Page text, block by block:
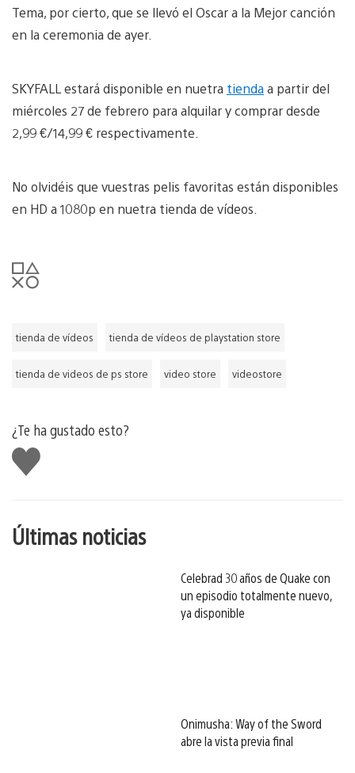
Tema, por cierto, que se llevó el Oscar a la Mejor canción
en la ceremonia de ayer.
SKYFALL estará disponible en nuetra tiendaa partir del
miércoles 27 de febrero para alquilar y comprar desde
2,99 €/14,99 € respectivamente.
No olvidéis que vuestras pelis favoritas están disponibles
en HD a 1080p en nuetra tienda de vídeos.
tienda de vídeos tienda de vídeos de playstation store
tienda de videos de ps store video store videostore
¿Te ha gustado esto?
Me
gusta
Últimas noticias
Celebrad 30 años de Quake con
un episodio totalmente nuevo,
ya disponible
Onimusha: Way of the Sword
abre la vista previa final